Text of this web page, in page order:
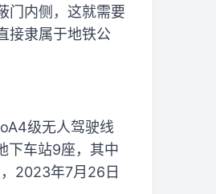
门内侧，这就需要
接隶属于地铁公
级无人驾驶线
下车站9座，其中
2023年7月26日